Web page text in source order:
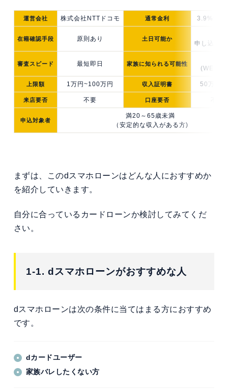
運営会社 株式会社NTTドコモ 通常金利
在籍確認手段 原則あり 土日 可能か
申し込み
審査スピード 最短即日 家族に知られる可能性
(WEB完
上限額 1万円~100万円 収入証明書 50万円
来店要否 不要 口座要否
申込対象者
満20～65歳未満
（安定的な収入がある方)
まずは、このdスマホローンはどんな人におすすめか
を紹介していきます。
自分に合っているカードローンか検討してみてくだ
さい。
1-1. dスマホローンがおすすめな人
dスマホローンは次の条件に当てはまる方におすすめ
です。
dカードユーザー
家族バレしたくない方